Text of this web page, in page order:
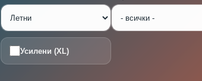
Усилени (XL)